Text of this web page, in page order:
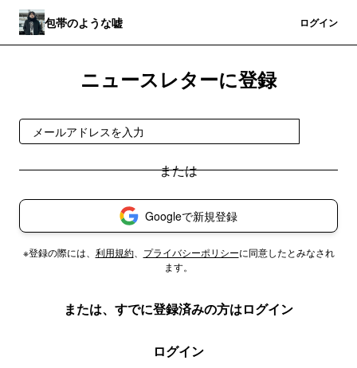
包帯のような嘘 ログイン
ニュースレターに登録
Googleで新規登録
※登録の際には、 利用規約、 プライバシーポリシーに同意したとみなされ
ます。
または、すでに登録済みの方はログイン
ログイン